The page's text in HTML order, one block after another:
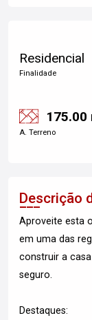
Residencial
Finalidade
175.00
A. Terreno
Descrição
Aproveite esta
em uma das
construir a
seguro.
Destaques: